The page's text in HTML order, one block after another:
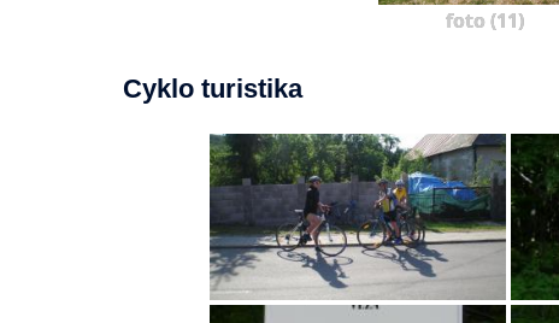
foto (11)
Cyklo turistika